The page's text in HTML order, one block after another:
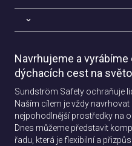
Navrhujeme a
dýchacích cest na
Sundström Safety ochraňuje
Naším cílem je vždy navrhovat
nejpohodlnější prostředky na
Dnes můžeme představit
řadu, která je flexibilní a